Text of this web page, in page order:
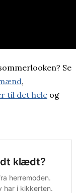
Se
,
til det hele og
klædt?
herremoden.
har i kikkerten.